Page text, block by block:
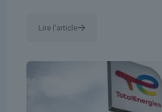
Lire l'article